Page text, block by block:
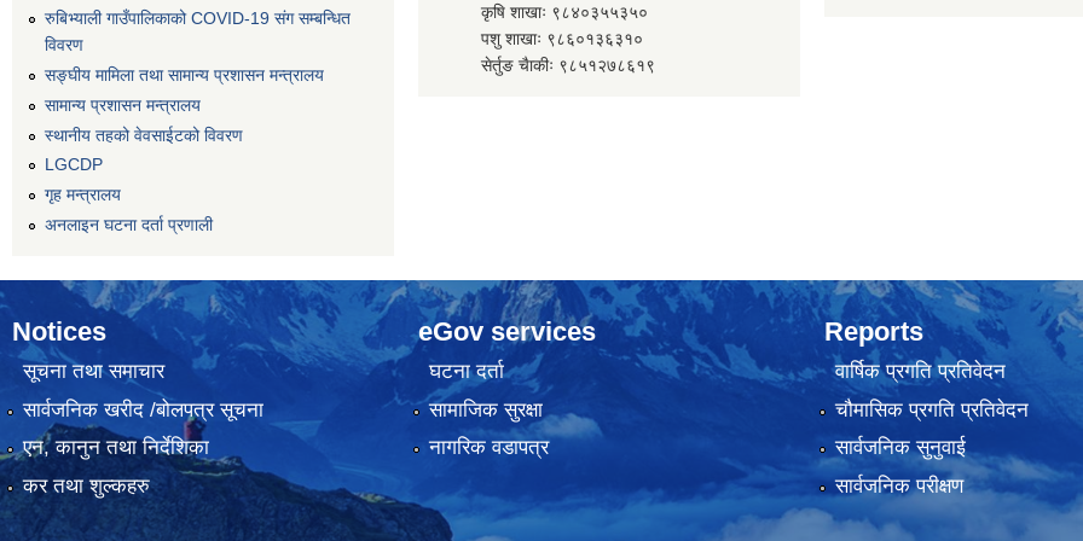
रुबिभ्याली गाउँपालिकाको COVID-19 संग सम्बन्धित
विवरण
सङ्‍घीय मामिला तथा सामान्य प्रशासन मन्त्रालय
सामान्य प्रशासन मन्त्रालय
स्थानीय तहको वेवसाईटको विवरण
LGCDP
गृह मन्त्रालय
अनलाइन घटना दर्ता प्रणाली
कृषि शाखाः ९८४०३५५३५०
पशु शाखाः ९८६०१३६३१०
सेर्तुङ चैाकीः ९८५१२७८६१९
Notices
सूचना तथा समाचार
सार्वजनिक खरीद /बोलपत्र सूचना
एन, कानुन तथा निर्देशिका
कर तथा शुल्कहरु
eGov services
घटना दर्ता
सामाजिक सुरक्षा
नागरिक वडापत्र
Reports
वार्षिक प्रगति प्रतिवेदन
चौमासिक प्रगति प्रतिवेदन
सार्वजनिक सुनुवाई
सार्वजनिक परीक्षण